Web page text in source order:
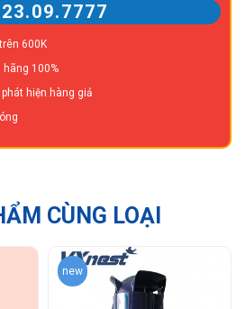
600K
100%
hiện hàng giả
CÙNG LOẠI
new